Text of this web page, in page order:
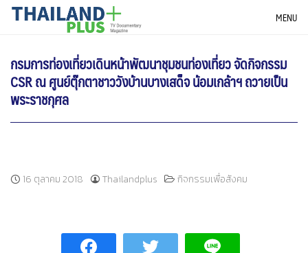
SkipTHAILANDPLUS NEWS MENU
กรมการท่องเที่ยวเดินหน้าพัฒนาชุมชนท่องเที่ยว จัดกิจกรรม
CSR ณ ศูนย์ตุ๊กตาชาววังบ้านบางเสด็จ น้อมเกล้าฯ ถวายเป็น
พระราชกุศล
16 ตุลาคม 2018 Thailandplus กิจกรรมเพื่อสังคม